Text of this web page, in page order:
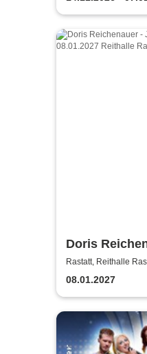
Doris
er sogar
Rastatt, Reithalle
08.01.2027